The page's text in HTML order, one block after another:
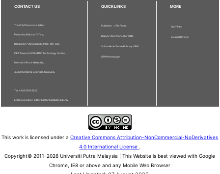
CONTACT US
The Chief Executive Editor
Pertanika Editorial Office,
Bangunan Putra Science Park, 1st Floor,
IDEA Tower II, UPM-MTDC Technology Centre,
Universiti Putra Malaysia,
43400 Serdang, Selangor, Malaysia.
Tel: + 603 9769 1622
Email: executive_editor.pertanika@upm.edu.my
QUICKLINKS
Publisher - UPM Press
Deputy Vice Chancellor (R&I)
Sultan Abdul Samad Library UPM
UPM Homepage
MORE
Staff Info
Journal Division
This work is licensed under aCreative Commons Attribution-NonCommercial-NoDerivatives
4.0 International License .
Copyright© 2011-2026 Universiti Putra Malaysia | This Website is best viewed with Google
Chrome, IE8 or above and any Mobile Web Browser